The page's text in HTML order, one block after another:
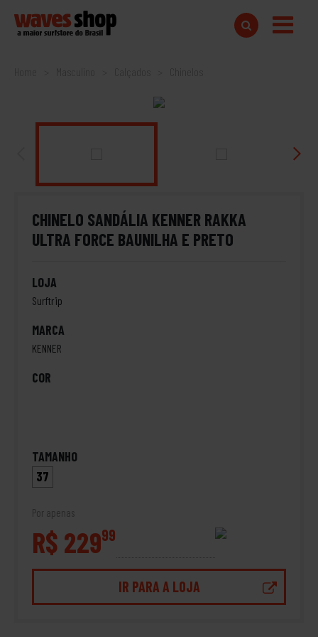
Home
CHINELO SANDÁLIA KENNER RAKKA
ULTRA FORCE BAUNILHA E PRETO
LOJA
Surftrip
MARCA
KENNER
COR
TAMANHO
37
Por apenas
R$ 22999
IR PARA A LOJA